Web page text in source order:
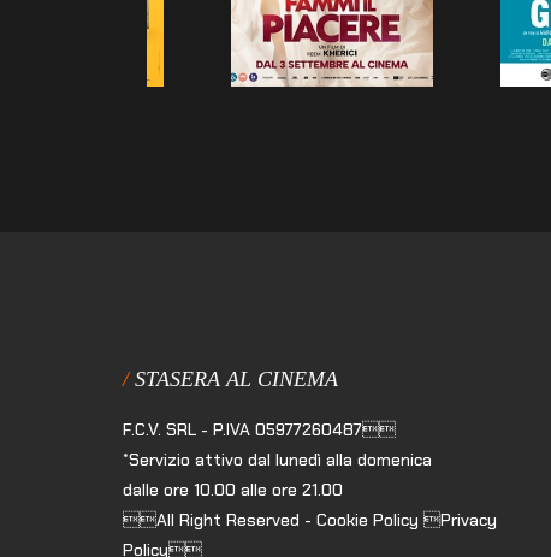
STASERA AL CINEMA
F.C.V. SRL - P.IVA 05977260487
*Servizio attivo dal lunedì alla domenica
dalle ore 10.00 alle ore 21.00
All Right Reserved - Cookie Policy Privacy
Policy